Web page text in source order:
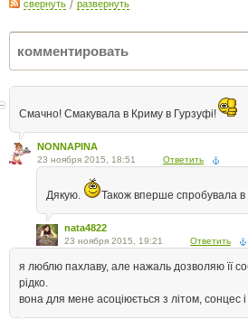
свернуть / развернуть
Смачно! Смакувала в Криму в Гурзуфі!
NONNAPINA
23 ноября 2015, 18:51 Ответить
Дякую. Також вперше спробувала в
nata4822
23 ноября 2015, 19:21 Ответить
я люблю пахлаву, але нажаль дозволяю її
рідко.
вона для мене асоціюється з літом, сонцес